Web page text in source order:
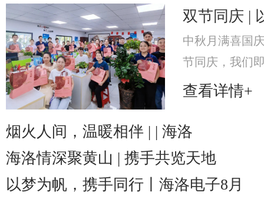
中秋月满喜国
节同庆，我们
至2025年10月
美心月饼礼
查看详情+
烟火人间，温暖相伴 | | 海洛
海洛情深聚黄山 | 携手共览天地
以梦为帆，携手同行丨海洛电子8月